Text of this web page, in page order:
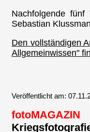
Nachfolgende
Sebastian
Den vollständigen
Allgemeinwissen"
Veröffentlicht am: